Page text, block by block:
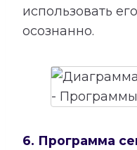
использовать
осознанно.
6. Программа